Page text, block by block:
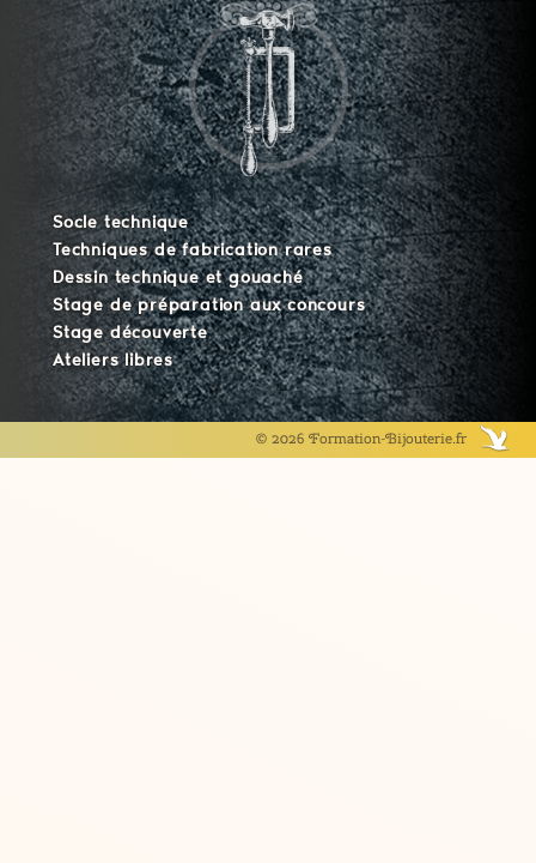
Socle technique
Techniques de fabrication rares
Dessin technique et gouaché
Stage de préparation aux concours
Stage découverte
Ateliers libres
© 2026 Formation-Bijouterie.fr